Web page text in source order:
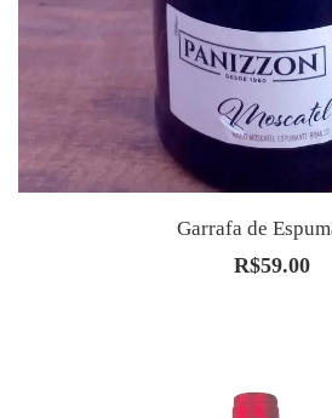
Garrafa de
R$59.00